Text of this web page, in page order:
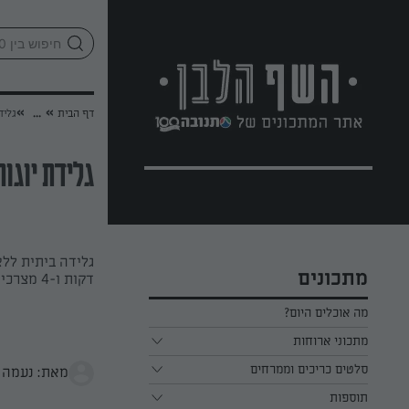
מתכונים
מה אוכלים היום?
מתכוני ארוחות
ארוחת בוקר
ארוחת צהריים
סלטים כריכים וממרחים
כל הסלטים כריכים וממרחים
תוספות
דף הבית »
...
»
גלידת
דקות ו-4 מצרכים בלבד!
מאת: נעמה